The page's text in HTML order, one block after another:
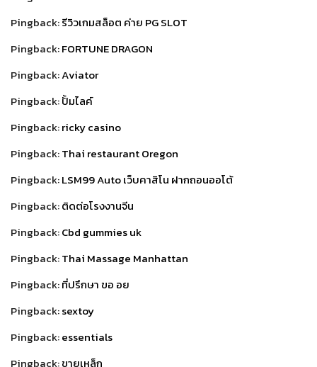
Pingback:รีวิวเกมสล็อต ค่าย PG SLOT
Pingback:FORTUNE DRAGON
Pingback:Aviator
Pingback:ปั้มไลค์
Pingback:ricky casino
Pingback:Thai restaurant Oregon
Pingback:LSM99 Auto เว็บคาสิโน ฝากถอนออโต้
Pingback:ติดต่อโรงงานจีน
Pingback:Cbd gummies uk
Pingback:Thai Massage Manhattan
Pingback:ที่ปรึกษา ขอ อย
Pingback:sextoy
Pingback:essentials
Pingback:ขายเหล็ก